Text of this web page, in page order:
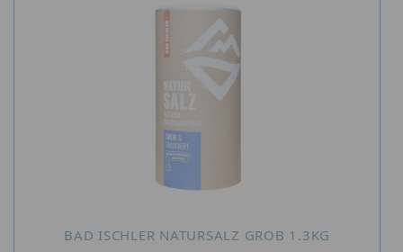
BAD ISCHLER NATURSALZ GROB 1.3KG